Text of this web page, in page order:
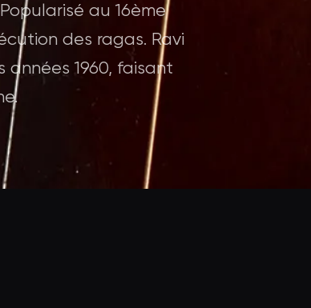
au 16ème
des ragas. Ravi
1960, faisant